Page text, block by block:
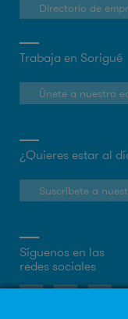
Directorio de
Trabaja en Sorigué
Únete a nuestro
¿Quieres estar al
Suscríbete a
Síguenos en las
redes sociales